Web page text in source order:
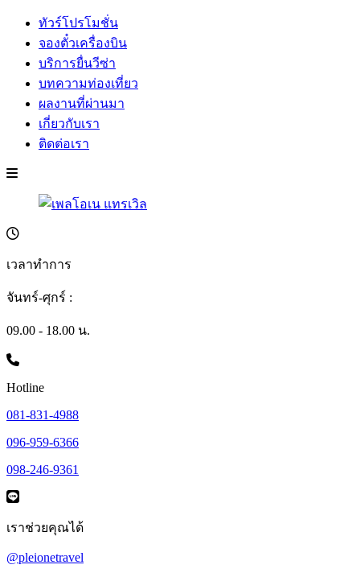
ทัวร์โปรโมชั่น
จองตั๋วเครื่องบิน
บริการยื่นวีซ่า
บทความท่องเที่ยว
ผลงานที่ผ่านมา
เกี่ยวกับเรา
ติดต่อเรา
เวลาทำการ
จันทร์-ศุกร์ :
09.00 - 18.00 น.
Hotline
081-831-4988
096-959-6366
098-246-9361
เราช่วยคุณได้
@pleionetravel